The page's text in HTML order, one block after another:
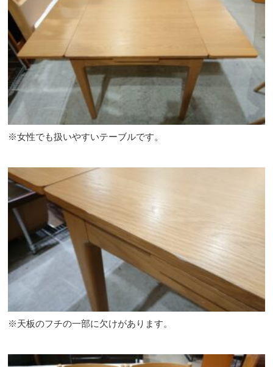
※女性でも扱いやすいテーブルです。
※天板のフチの一部に欠けがあります。